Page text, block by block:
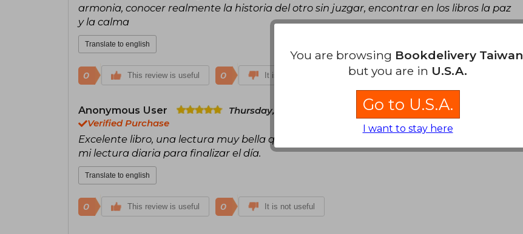
armonia, conocer realmente la historia del otro sin juzgar, encontrar en los libros la paz
y la calma
Translate to english
0 This review is useful 0 It is not useful
Anonymous User
Thursday, July 23, 2026
Verified Purchase
Excelente libro, una lectura muy bella que te embauca y además es fácil de digerir, fue
mi lectura diaria para finalizar el día.
Translate to english
0 This review is useful 0 It is not useful
You are browsing Bookdelivery Taiwan
but you are in U.S.A.
Go to U.S.A.
I want to stay here